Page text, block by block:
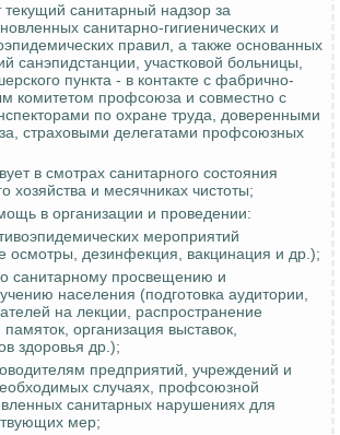
текущий санитарный надзор за
санитарно-гигиенических и
правил, а также основанных
санэпидстанции, участковой больницы,
пункта - в контакте с фабрично-
комитетом профсоюза и совместно с
по охране труда, доверенными
страховыми делегатами профсоюзных
в смотрах санитарного состояния
хозяйства и месячниках чистоты;
в организации и проведении:
мероприятий
осмотры, дезинфекция, вакцинация и др.);
санитарному просвещению и
населения (подготовка аудитории,
на лекции, распространение
организация выставок,
здоровья др.);
предприятий, учреждений и
случаях, профсоюзной
санитарных нарушениях для
мер;